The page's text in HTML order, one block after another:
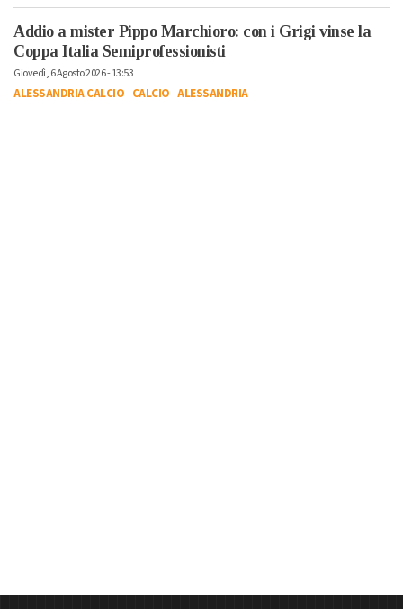
Addio a mister Pippo Marchioro: con i Grigi vinse la
Coppa Italia Semiprofessionisti
Giovedì, 6 Agosto 2026 - 13:53
ALESSANDRIA CALCIO-CALCIO-ALESSANDRIA